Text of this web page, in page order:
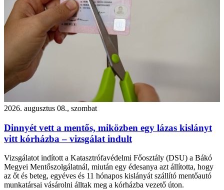
2026. augusztus 08., szombat
Dinnyét vett a mentős, miközben egy lázas kislányt
vitt kórházba – vizsgálat indult
Vizsgálatot indított a Katasztrófavédelmi Főosztály (DSU) a Bákó
Megyei Mentőszolgálatnál, miután egy édesanya azt állította, hogy
az őt és beteg, egyéves és 11 hónapos kislányát szállító mentőautó
munkatársai vásárolni álltak meg a kórházba vezető úton.